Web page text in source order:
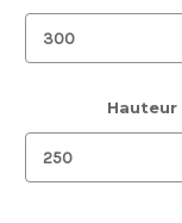
Hauteur